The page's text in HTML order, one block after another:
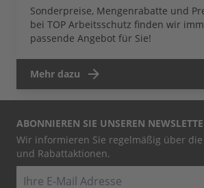
Sonderpreise, Mengenrabatte und
bei TOP Arbeitsschutz finden wir
passende Angebot für Sie!
Mehr dazu
ABONNIEREN SIE UNSEREN
Wir informieren Sie regelmäßig über
und Rabattaktionen.